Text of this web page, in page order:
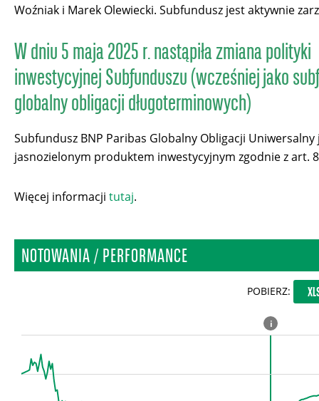
Woźniak i Marek Olewiecki. Subfundusz jest aktywnie
W dniu 5 maja 2025 r. nastąpiła zmiana polityki
inwestycyjnej Subfunduszu (wcześniejjako
globalny obligacji długoterminowych)
Subfundusz BNP Paribas Globalny Obligacji Uniwersalny
jasnozielonym produktem inwestycyjnym zgodnie z art. 8
Więcej informacji tutaj.
NOTOWANIA / PERFORMANCE
POBIERZ:
i